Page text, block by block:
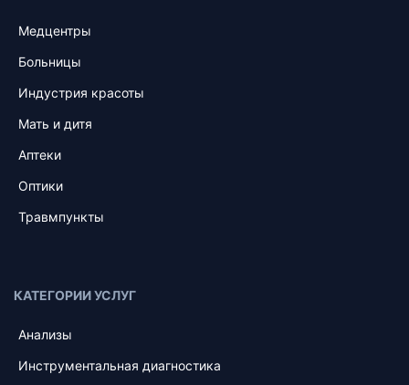
Медцентры
Больницы
Индустрия красоты
Мать и дитя
Аптеки
Оптики
Травмпункты
КАТЕГОРИИ УСЛУГ
Анализы
Инструментальная диагностика